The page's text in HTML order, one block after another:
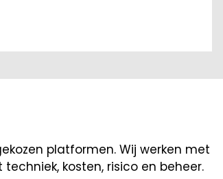
platformen. Wij werken met
kosten, risico en beheer.